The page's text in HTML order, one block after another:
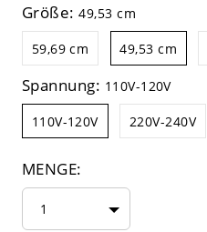
Größe:49,53 cm
59,69 cm 49,53 cm
Spannung: 110V-120V
110V-120V 220V-240V
MENGE:
1